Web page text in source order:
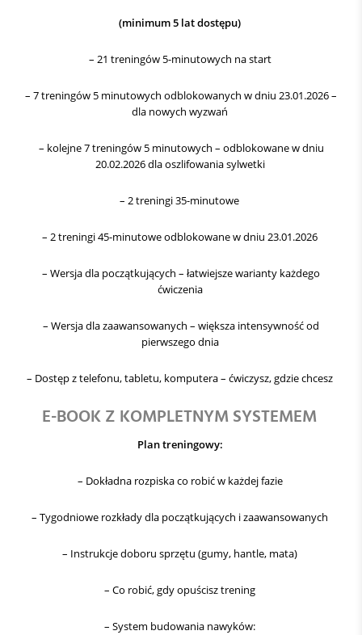
(minimum 5 lat dostępu)
– 21 treningów 5-minutowych na start
– 7 treningów 5 minutowych odblokowanych w dniu 23.01.2026 –
dla nowych wyzwań
– kolejne 7 treningów 5 minutowych – odblokowane w dniu
20.02.2026 dla oszlifowania sylwetki
– 2 treningi 35-minutowe
– 2 treningi 45-minutowe odblokowane w dniu 23.01.2026
– Wersja dla początkujących – łatwiejsze warianty każdego
ćwiczenia
– Wersja dla zaawansowanych – większa intensywność od
pierwszego dnia
– Dostęp z telefonu, tabletu, komputera – ćwiczysz, gdzie chcesz
E-BOOK Z KOMPLETNYM SYSTEMEM
Plan treningowy:
– Dokładna rozpiska co robić w każdej fazie
– Tygodniowe rozkłady dla początkujących i zaawansowanych
– Instrukcje doboru sprzętu (gumy, hantle, mata)
– Co robić, gdy opuścisz trening
– System budowania nawyków: